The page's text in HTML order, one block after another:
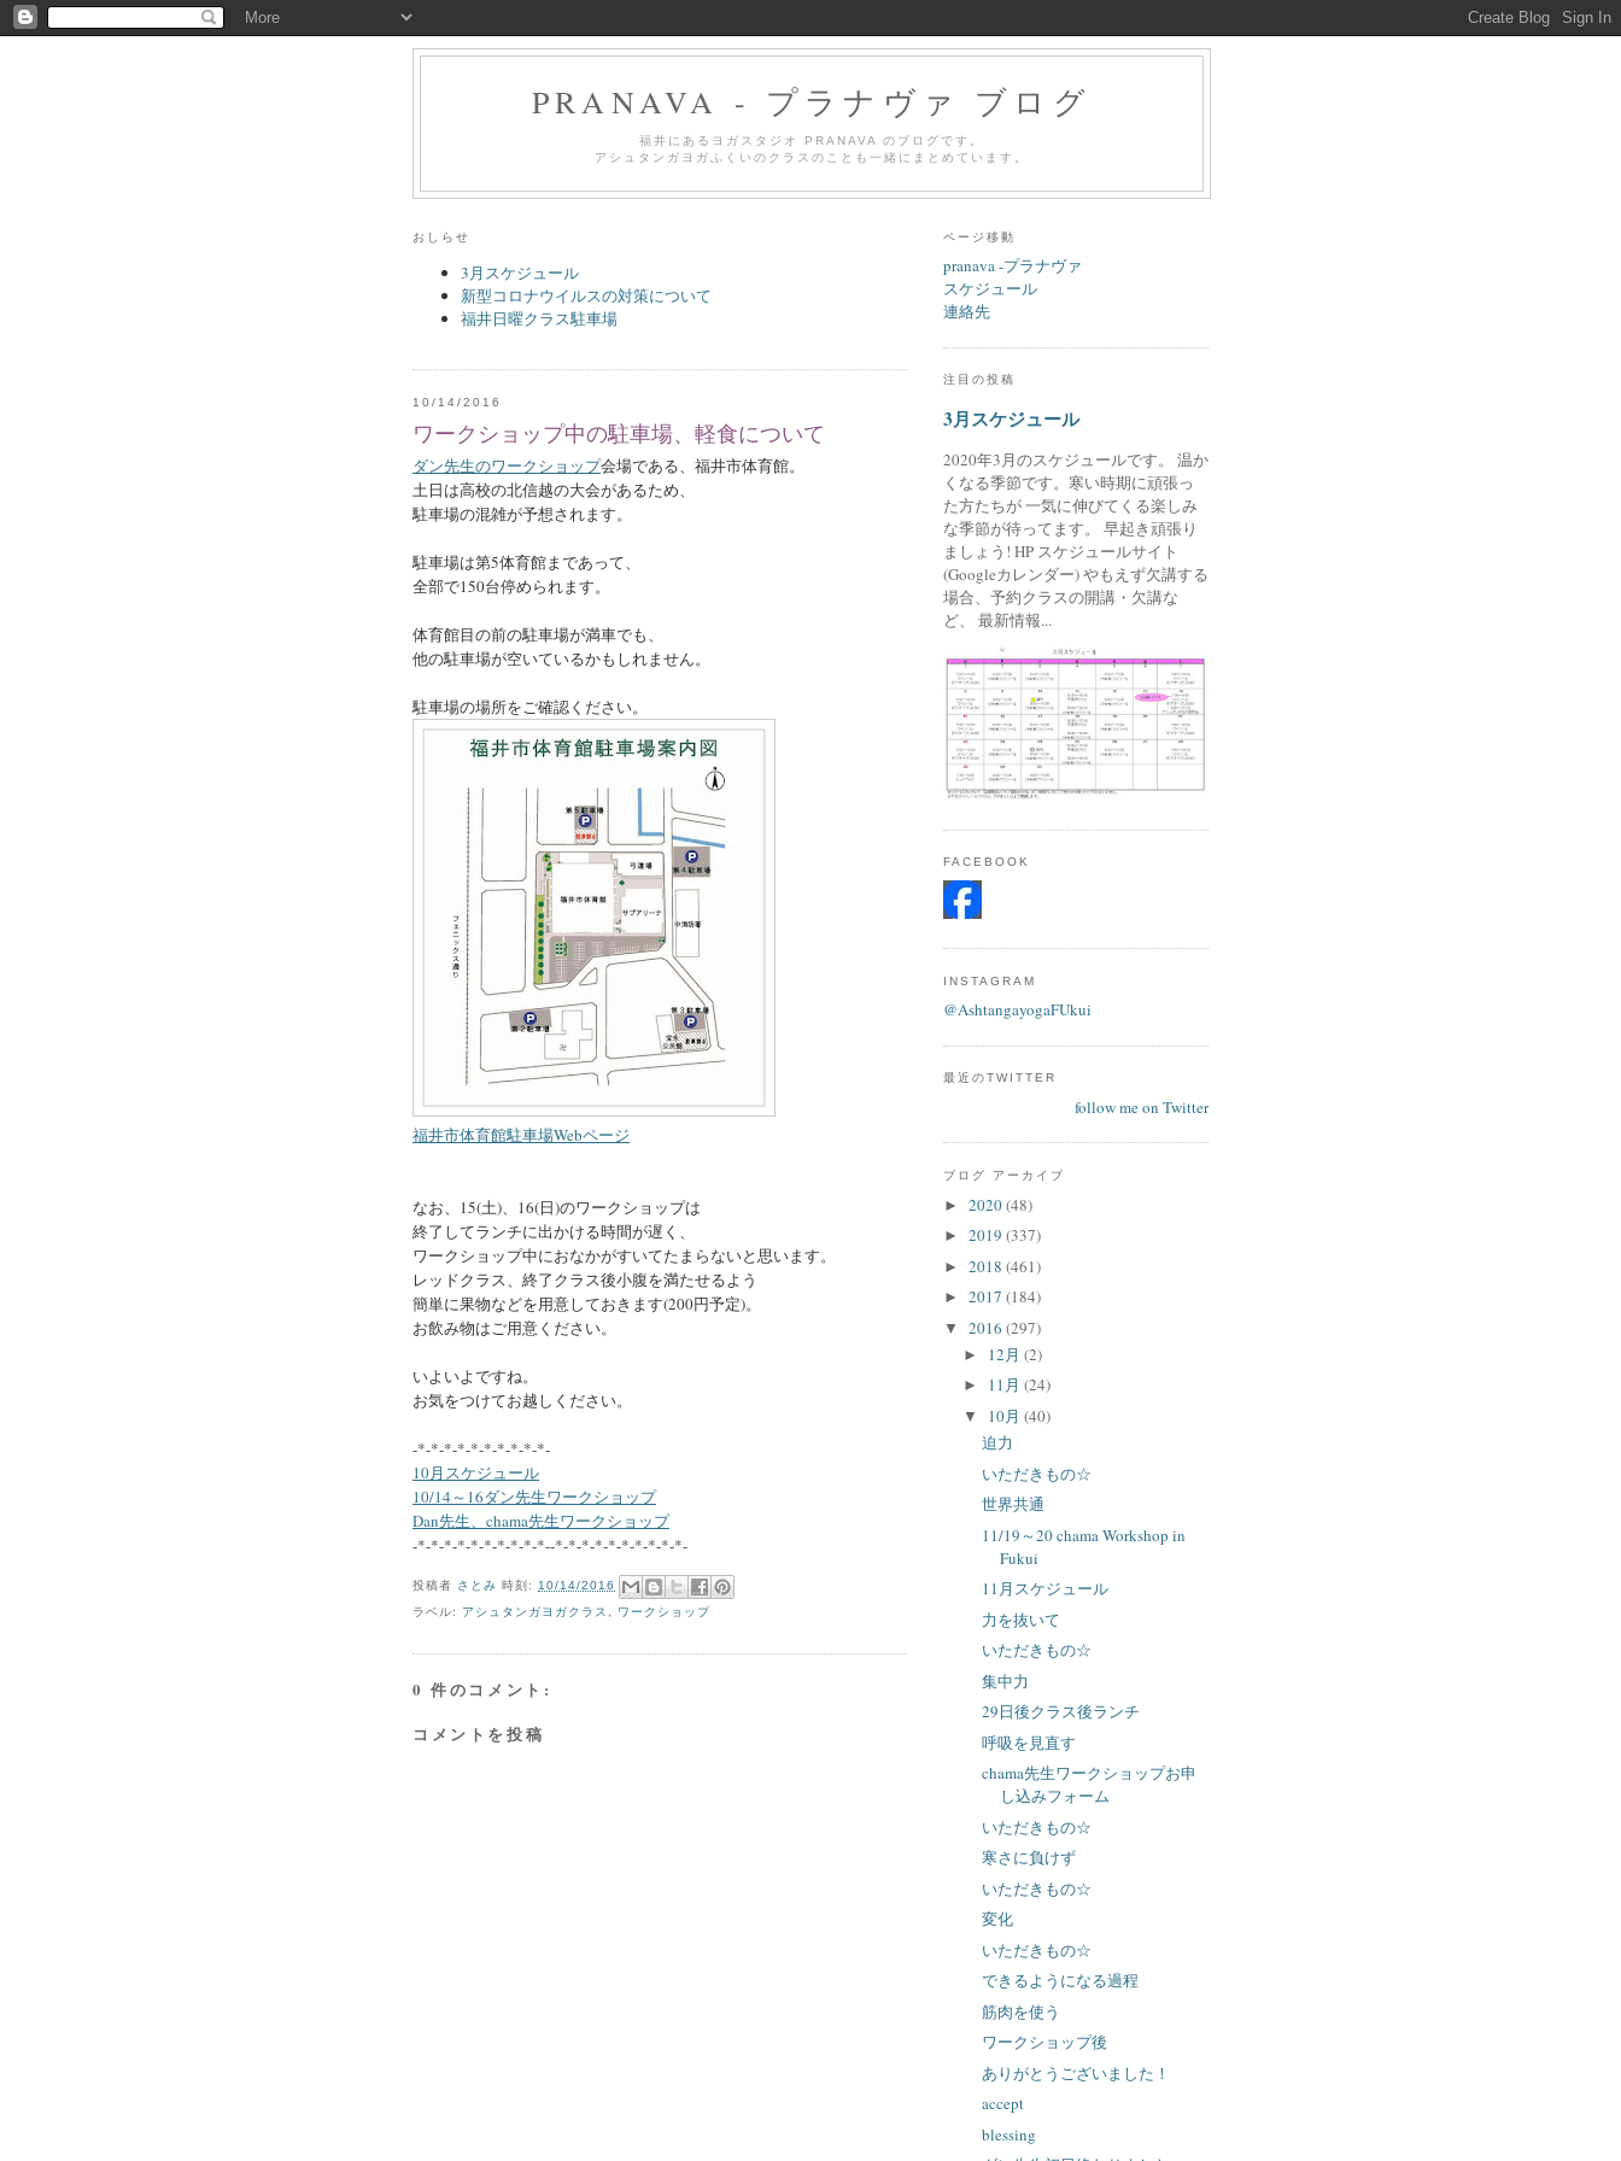
PRANAVA - プラナヴァ ブログ
福井にあるヨガスタジオ PRANAVA のブログです。
アシュタンガヨガふくいのクラスのことも一緒にまとめています。
おしらせ
3月スケジュール
新型コロナウイルスの対策について
福井日曜クラス駐車場
10/14/2016
ワークショップ中の駐車場、軽食について
ダン先生のワークショップ会場である、福井市体育館。
土日は高校の北信越の大会があるため、
駐車場の混雑が予想されます。
駐車場は第5体育館まであって、
全部で150台停められます。
体育館目の前の駐車場が満車でも、
他の駐車場が空いているかもしれません。
駐車場の場所をご確認ください。
福井市体育館駐車場Webページ
なお、15(土)、16(日)のワークショップは
終了してランチに出かける時間が遅く、
ワークショップ中におなかがすいてたまらないと思います。
レッドクラス、終了クラス後小腹を満たせるよう
簡単に果物などを用意しておきます(200円予定)。
お飲み物はご用意ください。
いよいよですね。
お気をつけてお越しください。
-*-*-*-*-*-*-*-*-*-*-
10月スケジュール
10/14～16ダン先生ワークショップ
Dan先生、chama先生ワークショップ
-*-*-*-*-*-*-*-*-*-*--*-*-*-*-*-*-*-*-*-*-
投稿者 さとみ 時刻: 10/14/2016
ラベル: アシュタンガヨガクラス ワークショップ
0 件のコメント:
コメントを投稿
ページ移動
pranava -プラナヴァ
スケジュール
連絡先
注目の投稿
3月スケジュール
2020年3月のスケジュールです。 温か
くなる季節です。寒い時期に頑張っ
た方たちが 一気に伸びてくる楽しみ
な季節が待ってます。 早起き頑張り
ましょう! HP スケジュールサイト
(Googleカレンダー) やもえず欠講する
場合、予約クラスの開講・欠講な
ど、 最新情報...
FACEBOOK
INSTAGRAM
@AshtangayogaFUkui
最近のTWITTER
follow me on Twitter
ブログ アーカイブ
► 2020(48)
► 2019 (337)
► 2018 (461)
► 2017 (184)
▼ 2016 (297)
► 12月 (2)
► 11月 (24)
▼ 10月 (40)
迫力
いただきもの☆
世界共通
11/19～20 chama Workshop in
Fukui
11月スケジュール
力を抜いて
いただきもの☆
集中力
29日後クラス後ランチ
呼吸を見直す
chama先生ワークショップお申
し込みフォーム
いただきもの☆
寒さに負けず
いただきもの☆
変化
いただきもの☆
できるようになる過程
筋肉を使う
ワークショップ後
ありがとうございました！
accept
blessing